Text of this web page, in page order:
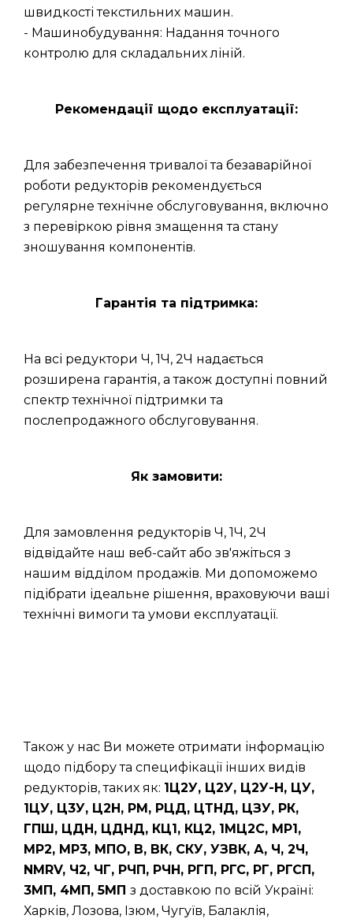
швидкості текстильних машин.
- Машинобудування: Надання точного
контролю для складальних ліній.
Рекомендації щодо експлуатації:
Для забезпечення тривалої та безаварійної
роботи редукторів рекомендується
регулярне технічне обслуговування, включно
з перевіркою рівня змащення та стану
зношування компонентів.
Гарантія та підтримка:
На всі редуктори Ч, 1Ч, 2Ч надається
розширена гарантія, а також доступні повний
спектр технічної підтримки та
послепродажного обслуговування.
Як замовити:
Для замовлення редукторів Ч, 1Ч, 2Ч
відвідайте наш веб-сайт або зв'яжіться з
нашим відділом продажів. Ми допоможемо
підібрати ідеальне рішення, враховуючи ваші
технічні вимоги та умови експлуатації.
Також у нас Ви можете отримати інформацію
щодо підбору та специфікації інших видів
редукторів, таких як: 1Ц2У, Ц2У, Ц2У-Н, ЦУ,
1ЦУ, Ц3У, Ц2Н, РМ, РЦД, ЦТНД, ЦЗУ, РК,
ГПШ, ЦДН, ЦДНД, КЦ1, КЦ2, 1МЦ2С, МР1,
МР2, МР3, МПО, В, ВК, СКУ, УЗВК, А, Ч, 2Ч,
NMRV, Ч2, ЧГ, РЧП, РЧН, РГП, РГС, РГ, РГСП,
3МП, 4МП, 5МП з доставкою по всій Україні:
Харків, Лозова, Ізюм, Чугуїв, Балаклія,